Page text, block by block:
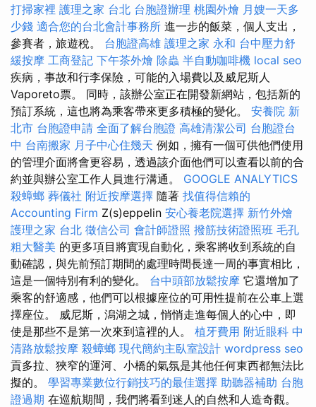
打掃家裡 護理之家 台北 台胞證辦理 桃園外燴 月嫂一天多
少錢 適合您的台北會計事務所 進一步的飯菜，個人支出，
參賽者，旅遊稅。 台胞證高雄 護理之家 永和 台中壓力舒
緩按摩 工商登記 下午茶外燴 除蟲 半自動咖啡機 local seo
疾病，事故和行李保險，可能的入場費以及威尼斯人
Vaporeto票。 同時，該辦公室正在開發新網站，包括新的
預訂系統，這也將為乘客帶來更多積極的變化。 安養院 新
北市 台胞證申請 全面了解台胞證 高雄清潔公司 台胞證台
中 台南搬家 月子中心住幾天 例如，擁有一個可供他們使用
的管理介面將會更容易，透過該介面他們可以查看以前的合
約並與辦公室工作人員進行溝通。 GOOGLE ANALYTICS
殺蟑螂 葬儀社 附近按摩選擇 隨著 找值得信賴的
Accounting Firm Z(s)eppelin 安心養老院選擇 新竹外燴
護理之家 台北 徵信公司 會計師證照 撥筋技術證照班 毛孔
粗大醫美 的更多項目將實現自動化，乘客將收到系統的自
動確認，與先前預訂期間的處理時間長達一周的事實相比，
這是一個特別有利的變化。 台中頭部放鬆按摩 它還增加了
乘客的舒適感，他們可以根據座位的可用性提前在公車上選
擇座位。 威尼斯，潟湖之城，悄悄走進每個人的心中，即
使是那些不是第一次來到這裡的人。 植牙費用 附近眼科 中
清路放鬆按摩 殺蟑螂 現代簡約主臥室設計 wordpress seo
貢多拉、狹窄的運河、小橋的氣氛是其他任何東西都無法比
擬的。 學習專業數位行銷技巧的最佳選擇 助聽器補助 台胞
證過期 在巡航期間，我們將看到迷人的自然和人造奇觀。